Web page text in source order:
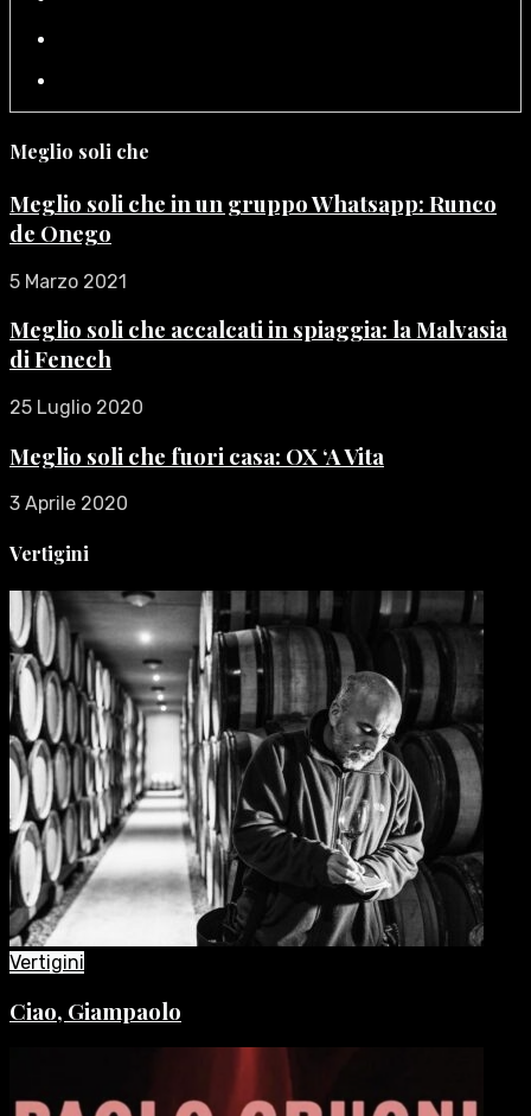
Meglio soli che
Meglio soli che in un gruppo Whatsapp: Runco
de Onego
5 Marzo 2021
Meglio soli che accalcati in spiaggia: la Malvasia
di Fenech
25 Luglio 2020
Meglio soli che fuori casa: OX ‘A Vita
3 Aprile 2020
Vertigini
Vertigini
Ciao, Giampaolo